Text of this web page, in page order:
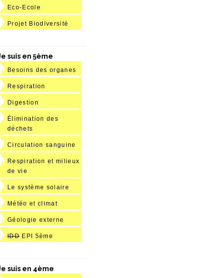
Eco-Ecole
Projet Biodiversité
suis en 5ème
Besoins des organes
Respiration
Digestion
Élimination des
déchets
Circulation sanguine
Respiration et milieux
de vie
Le système solaire
Météo et climat
Géologie externe
IDD EPI 5ème
suis en 4ème